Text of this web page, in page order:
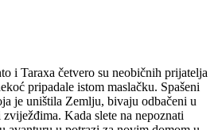
i Taraxa četvero su neobičnih prijatelja
pripadale istom maslačku. Spašeni
je uništila Zemlju, bivaju odbačeni u
Kada slete na nepoznati